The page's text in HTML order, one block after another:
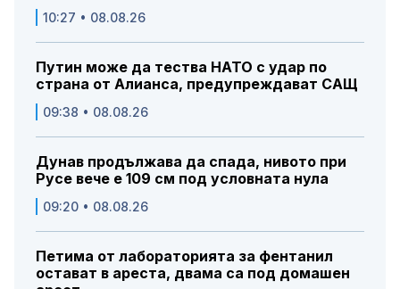
10:27 • 08.08.26
Путин може да тества НАТО с удар по
страна от Алианса, предупреждават САЩ
09:38 • 08.08.26
Дунав продължава да спада, нивото при
Русе вече е 109 см под условната нула
09:20 • 08.08.26
Петима от лабораторията за фентанил
остават в ареста, двама са под домашен